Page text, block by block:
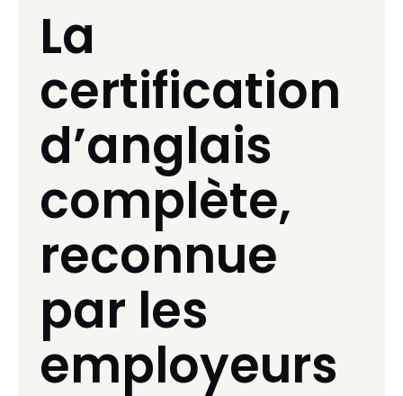
La
certification
d’anglais
complète,
reconnue
par les
employeurs